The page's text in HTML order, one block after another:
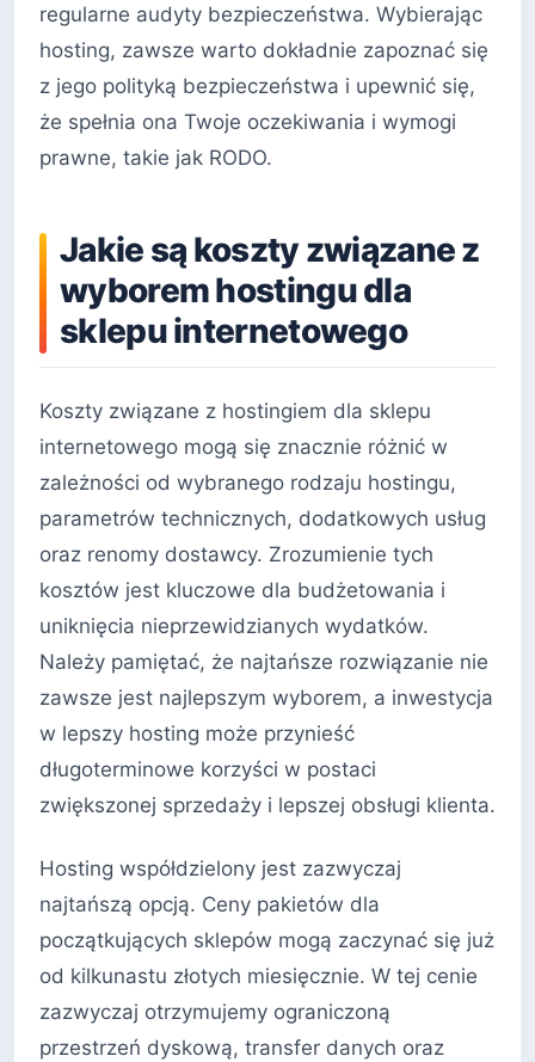
regularne audyty bezpieczeństwa. Wybierając
hosting, zawsze warto dokładnie zapoznać się
z jego polityką bezpieczeństwa i upewnić się,
że spełnia ona Twoje oczekiwania i wymogi
prawne, takie jak RODO.
Jakie są koszty związane z
wyborem hostingu dla
sklepu internetowego
Koszty związane z hostingiem dla sklepu
internetowego mogą się znacznie różnić w
zależności od wybranego rodzaju hostingu,
parametrów technicznych, dodatkowych usług
oraz renomy dostawcy. Zrozumienie tych
kosztów jest kluczowe dla budżetowania i
uniknięcia nieprzewidzianych wydatków.
Należy pamiętać, że najtańsze rozwiązanie nie
zawsze jest najlepszym wyborem, a inwestycja
w lepszy hosting może przynieść
długoterminowe korzyści w postaci
zwiększonej sprzedaży i lepszej obsługi klienta.
Hosting współdzielony jest zazwyczaj
najtańszą opcją. Ceny pakietów dla
początkujących sklepów mogą zaczynać się już
od kilkunastu złotych miesięcznie. W tej cenie
zazwyczaj otrzymujemy ograniczoną
przestrzeń dyskową, transfer danych oraz